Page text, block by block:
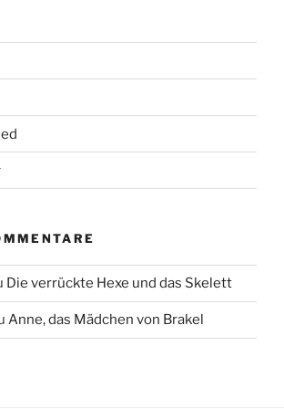
Die verrückte Hexe und das Skelett
Anne, das Mädchen von Brakel